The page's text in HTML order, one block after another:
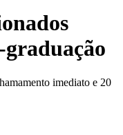
graduação
imediato e 20